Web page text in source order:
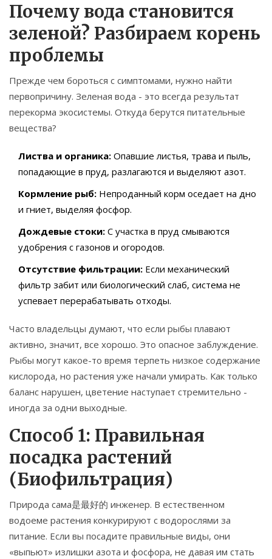
Почему вода становится
зеленой? Разбираем корень
проблемы
Прежде чем бороться с симптомами, нужно найти
первопричину. Зеленая вода - это всегда результат
перекорма экосистемы. Откуда берутся питательные
вещества?
Листва и органика: Опавшие листья, трава и пыль,
попадающие в пруд, разлагаются и выделяют азот.
Кормление рыб: Непроданный корм оседает на дно
и гниет, выделяя фосфор.
Дождевые стоки: С участка в пруд смываются
удобрения с газонов и огородов.
Отсутствие фильтрации: Если механический
фильтр забит или биологический слаб, система не
успевает перерабатывать отходы.
Часто владельцы думают, что если рыбы плавают
активно, значит, все хорошо. Это опасное заблуждение.
Рыбы могут какое-то время терпеть низкое содержание
кислорода, но растения уже начали умирать. Как только
баланс нарушен, цветение наступает стремительно -
иногда за одни выходные.
Способ 1: Правильная
посадка растений
(Биофильтрация)
Природа сама是最好的 инженер. В естественном
водоеме растения конкурируют с водорослями за
питание. Если вы посадите правильные виды, они
«выпьют» излишки азота и фосфора, не давая им стать